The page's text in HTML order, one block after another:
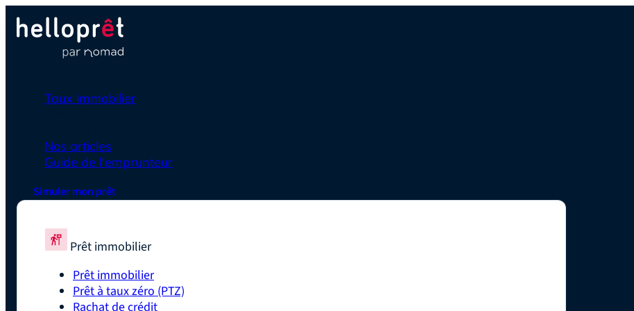
Taux immobilier
Nos articles
Guide de l'emprunteur
Simuler mon prêt
Prêt immobilier
Prêt immobilier
Prêt à taux zéro (PTZ)
Rachat de crédit